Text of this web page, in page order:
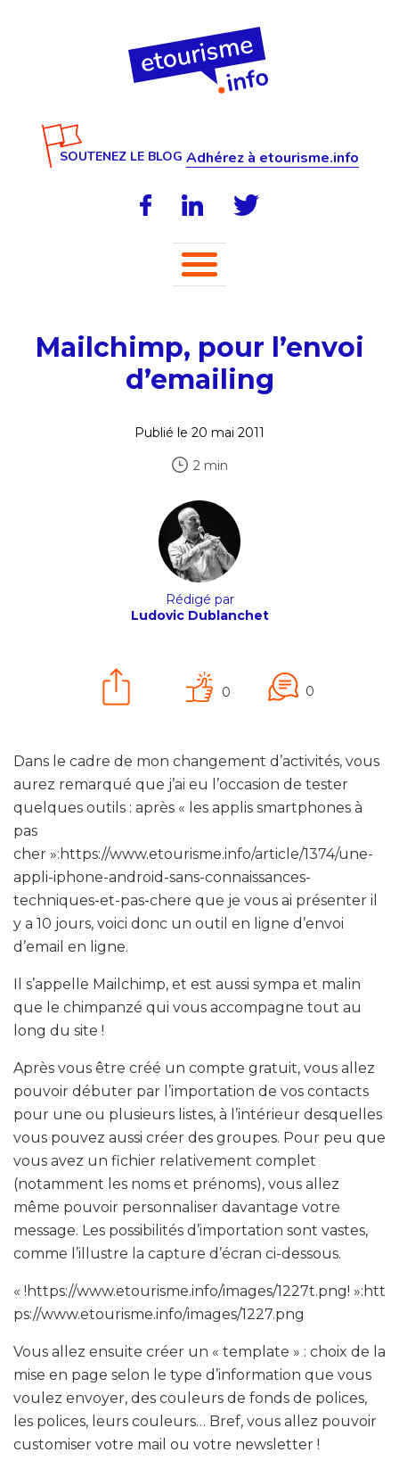
SOUTENEZ LE BLOG Adhérez à etourisme.info
Mailchimp, pour l’envoi
d’emailing
Publié le 20 mai 2011
2 min
Rédigé par
Ludovic Dublanchet
0 0
Dans le cadre de mon changement d’activités, vous
aurez remarqué que j’ai eu l’occasion de tester
quelques outils : après « les applis smartphones à
pas
cher »:https://www.etourisme.info/article/1374/une-
appli-iphone-android-sans-connaissances-
techniques-et-pas-chere que je vous ai présenter il
y a 10 jours, voici donc un outil en ligne d’envoi
d’email en ligne.
Il s’appelle Mailchimp, et est aussi sympa et malin
que le chimpanzé qui vous accompagne tout au
long du site !
Après vous être créé un compte gratuit, vous allez
pouvoir débuter par l’importation de vos contacts
pour une ou plusieurs listes, à l’intérieur desquelles
vous pouvez aussi créer des groupes. Pour peu que
vous avez un fichier relativement complet
(notamment les noms et prénoms), vous allez
même pouvoir personnaliser davantage votre
message. Les possibilités d’importation sont vastes,
comme l’illustre la capture d’écran ci-dessous.
« !https://www.etourisme.info/images/1227t.png! »:htt
ps://www.etourisme.info/images/1227.png
Vous allez ensuite créer un « template » : choix de la
mise en page selon le type d’information que vous
voulez envoyer, des couleurs de fonds de polices,
les polices, leurs couleurs… Bref, vous allez pouvoir
customiser votre mail ou votre newsletter !